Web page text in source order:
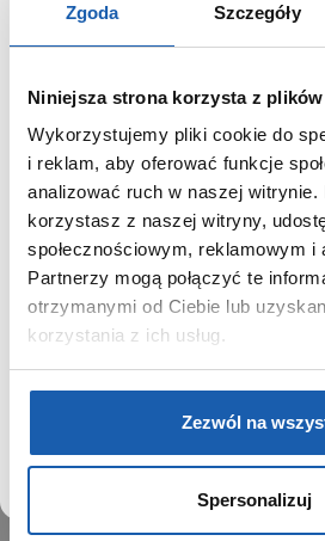
Zgoda Szczegóły
Niniejsza strona korzysta z
Wykorzystujemy pliki cookie do
i reklam, aby oferować funkcje
analizować ruch w naszej
korzystasz z naszej witryny,
społecznościowym, reklamowym i
Partnerzy mogą połączyć te
otrzymanymi od Ciebie lub
korzystania z ich usług.
Zezwól na
Spersonalizuj
GRUPA ZIBI
Historia
Misja, wizja i wartości Grupy Zibi
Ważne daty
Kariera
Zgoda na ciasteczka
PRODUKTY
Kalkulatory
SIECI SPRZEDAŻY
SZANOWNY
SZANOWNA
Używamy plików cookie w
statystycznych i marketingowych,
ruch w tej witrynie,
zapamiętywać Twoje